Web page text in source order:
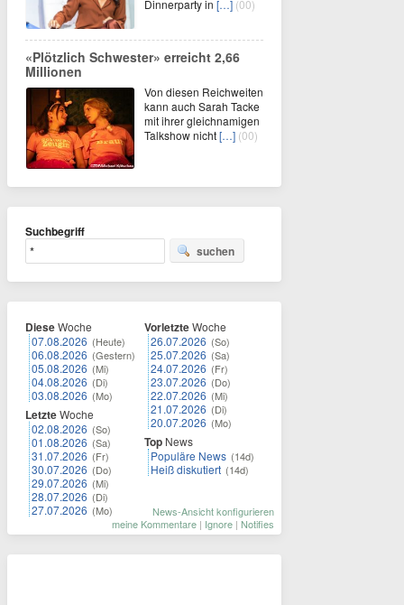
Dinnerparty in […] (00)
«Plötzlich Schwester» erreicht 2,66
Millionen
Von diesen Reichweiten
kann auch Sarah Tacke
mit ihrer gleichnamigen
Talkshow nicht[…] (00)
Suchbegriff
suchen
DieseWoche
07.08.2026 (Heute)
06.08.2026 (Gestern)
05.08.2026 (Mi)
04.08.2026 (Di)
03.08.2026 (Mo)
LetzteWoche
02.08.2026 (So)
01.08.2026 (Sa)
31.07.2026 (Fr)
30.07.2026 (Do)
29.07.2026 (Mi)
28.07.2026 (Di)
27.07.2026 (Mo)
VorletzteWoche
26.07.2026 (So)
25.07.2026 (Sa)
24.07.2026 (Fr)
23.07.2026 (Do)
22.07.2026 (Mi)
21.07.2026 (Di)
20.07.2026 (Mo)
Top News
Populäre News (14d)
Heiß diskutiert (14d)
News-Ansicht konfigurieren
meine Kommentare | Ignore | Notifies